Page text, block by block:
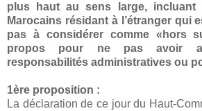
plus haut au sens large, incluant
Marocains résidant à l’étranger qui
pas à considérer comme «hors
propos pour ne pas avoir
responsabilités administratives ou
1ère proposition :
La déclaration de ce jour du Haut-